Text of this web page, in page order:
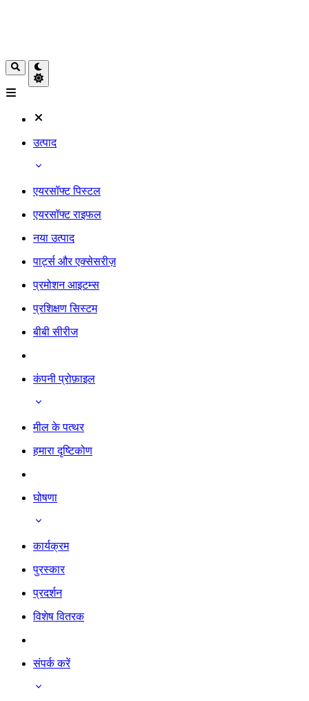
उत्पाद
एयरसॉफ्ट पिस्टल
एयरसॉफ्ट राइफल
नया उत्पाद
पार्ट्स और एक्सेसरीज़
प्रमोशन आइटम्स
प्रशिक्षण सिस्टम
बीबी सीरीज
कंपनी प्रोफ़ाइल
मील के पत्थर
हमारा दृष्टिकोण
घोषणा
कार्यक्रम
पुरस्कार
प्रदर्शन
विशेष वितरक
संपर्क करें